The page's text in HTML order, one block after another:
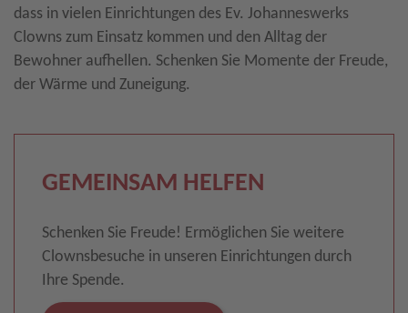
dass in vielen Einrichtungen des Ev. Johanneswerks
Clowns zum Einsatz kommen und den Alltag der
Bewohner aufhellen. Schenken Sie Momente der Freude,
der Wärme und Zuneigung.
GEMEINSAM HELFEN
Schenken Sie Freude! Ermöglichen Sie weitere
Clownsbesuche in unseren Einrichtungen durch
Ihre Spende.